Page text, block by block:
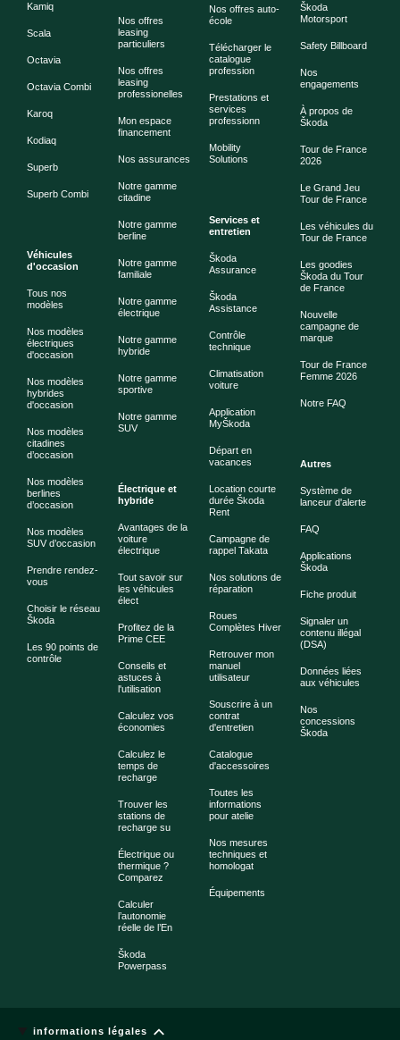
Kamiq
Scala
Octavia
Octavia Combi
Karoq
Kodiaq
Superb
Superb Combi
Véhicules
d'occasion
Tous nos
modèles
Nos modèles
électriques
d'occasion
Nos modèles
hybrides
d'occasion
Nos modèles
citadines
d’occasion
Nos modèles
berlines
d’occasion
Nos modèles
SUV d’occasion
Prendre rendez-
vous
Choisir le réseau
Škoda
Les 90 points de
contrôle
Nos offres
leasing
particuliers
Nos offres
leasing
professionelles
Mon espace
financement
Nos assurances
Notre gamme
citadine
Notre gamme
berline
Notre gamme
familiale
Notre gamme
électrique
Notre gamme
hybride
Notre gamme
sportive
Notre gamme
SUV
Électrique et
hybride
Avantages de la
voiture
électrique
Tout savoir sur
les véhicules
élect
Profitez de la
Prime CEE
Conseils et
astuces à
l'utilisation
Calculez vos
économies
Calculez le
temps de
recharge
Trouver les
stations de
recharge su
Électrique ou
thermique ?
Comparez
Calculer
l’autonomie
réelle de l’En
Škoda
Powerpass
Nos offres auto-
école
Télécharger le
catalogue
profession
Prestations et
services
professionn
Mobility
Solutions
Services et
entretien
Škoda
Assurance
Škoda
Assistance
Contrôle
technique
Climatisation
voiture
Application
MyŠkoda
Départ en
vacances
Location courte
durée Škoda
Rent
Campagne de
rappel Takata
Nos solutions de
réparation
Roues
Complètes Hiver
Retrouver mon
manuel
utilisateur
Souscrire à un
contrat
d'entretien
Catalogue
d'accessoires
Toutes les
informations
pour atelie
Nos mesures
techniques et
homologat
Équipements
Škoda
Motorsport
Safety Billboard
Nos
engagements
À propos de
Škoda
Tour de France
2026
Le Grand Jeu
Tour de France
Les véhicules du
Tour de France
Les goodies
Škoda du Tour
de France
Nouvelle
campagne de
marque
Tour de France
Femme 2026
Notre FAQ
Autres
Système de
lanceur d'alerte
FAQ
Applications
Škoda
Fiche produit
Signaler un
contenu illégal
(DSA)
Données liées
aux véhicules
Nos
concessions
Škoda
informations légales